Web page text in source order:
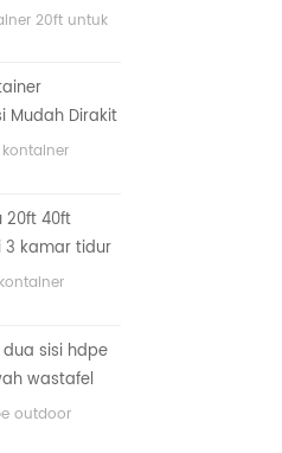
di Cina
20ft untuk
Mudah Dirakit
20ft 40ft
3 kamar tidur
kecil
kamar
sistem
sisi hdpe
wastafel
umum
outdoor